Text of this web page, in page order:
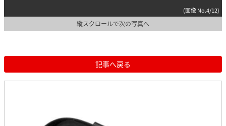
(画像 No.4/12)
縦スクロールで次の写真へ
記事へ戻る